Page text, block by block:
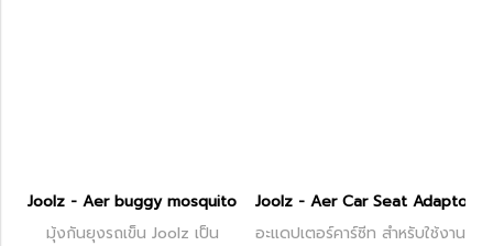
Joolz - Aer buggy mosquito net
มุ้งกันยุงรถเข็น Joolz เป็น
Joolz - Aer Car Seat Adaptors
อะแดปเตอร์คาร์ซีท สำหรับใช้งาน